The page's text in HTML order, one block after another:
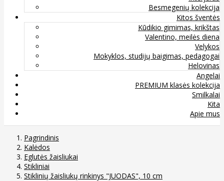
Besmegenių kolekcija
Kitos šventės
Kūdikio gimimas, krikštas
Valentino, meilės diena
Velykos
Mokyklos, studijų baigimas, pedagogai
Helovinas
Angelai
PREMIUM klasės kolekcija
Smilkalai
Kita
Apie mus
Pagrindinis
Kalėdos
Eglutės žaisliukai
Stikliniai
Stiklinių žaisliukų rinkinys "JUODAS", 10 cm